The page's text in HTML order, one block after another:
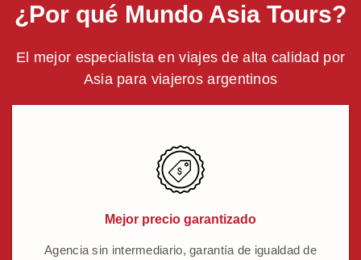
¿Por qué Mundo Asia Tours?
El mejor especialista en viajes de alta calidad por
Asia para viajeros argentinos
Mejor precio garantizado
Agencia sin intermediario, garantía de igualdad de